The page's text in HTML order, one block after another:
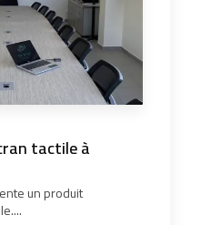
tactile à
un produit